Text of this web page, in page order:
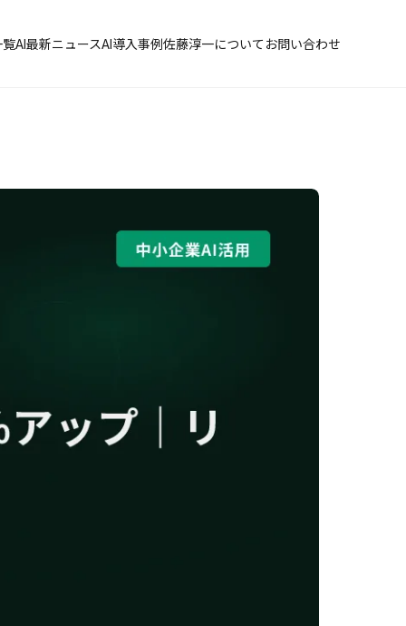
覧AI最新ニュースAI導入事例佐藤淳一について お問い合わせ